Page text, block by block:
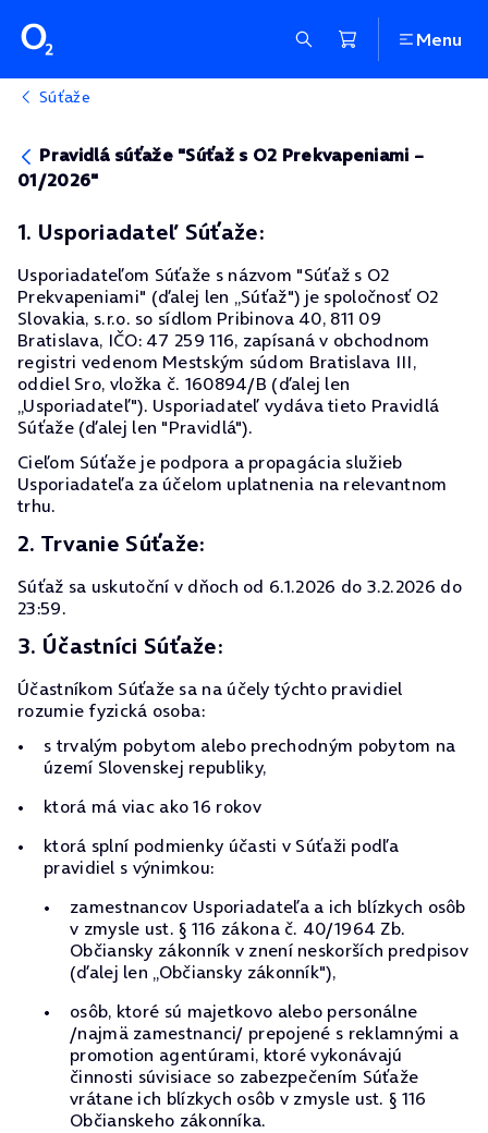
Menu
Súťaže
Pravidlá súťaže "Súťaž s O2 Prekvapeniami –
01/2026"
1. Usporiadateľ Súťaže:
Usporiadateľom Súťaže s názvom "Súťaž s O2
Prekvapeniami" (ďalej len „Súťaž") je spoločnosť O2
Slovakia, s.r.o. so sídlom Pribinova 40, 811 09
Bratislava, IČO: 47 259 116, zapísaná v obchodnom
registri vedenom Mestským súdom Bratislava III,
oddiel Sro, vložka č. 160894/B (ďalej len
„Usporiadateľ"). Usporiadateľ vydáva tieto Pravidlá
Súťaže (ďalej len "Pravidlá").
Cieľom Súťaže je podpora a propagácia služieb
Usporiadateľa za účelom uplatnenia na relevantnom
trhu.
2. Trvanie Súťaže:
Súťaž sa uskutoční v dňoch od 6.1.2026 do 3.2.2026 do
23:59.
3. Účastníci Súťaže:
Účastníkom Súťaže sa na účely týchto pravidiel
rozumie fyzická osoba:
s trvalým pobytom alebo prechodným pobytom na
území Slovenskej republiky,
ktorá má viac ako 16 rokov
ktorá splní podmienky účasti v Súťaži podľa
pravidiel s výnimkou:
zamestnancov Usporiadateľa a ich blízkych osôb
v zmysle ust. § 116 zákona č. 40/1964 Zb.
Občiansky zákonník v znení neskorších predpisov
(ďalej len „Občiansky zákonník"),
osôb, ktoré sú majetkovo alebo personálne
/najmä zamestnanci/ prepojené s reklamnými a
promotion agentúrami, ktoré vykonávajú
činnosti súvisiace so zabezpečením Súťaže
vrátane ich blízkych osôb v zmysle ust. § 116
Občianskeho zákonníka.